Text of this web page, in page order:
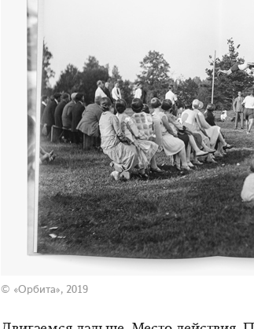
© «Орбита», 2019